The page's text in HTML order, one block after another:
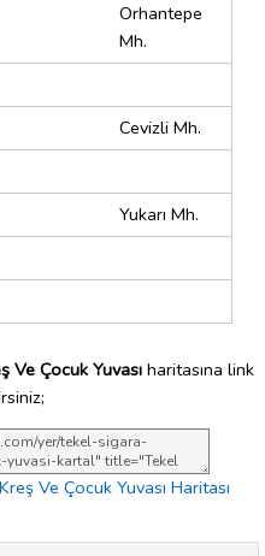
Orhantepe
Mh.
Cevizli Mh.
Yukarı Mh.
Ve Çocuk Yuvası haritasına link
Ve Çocuk Yuvası Haritası